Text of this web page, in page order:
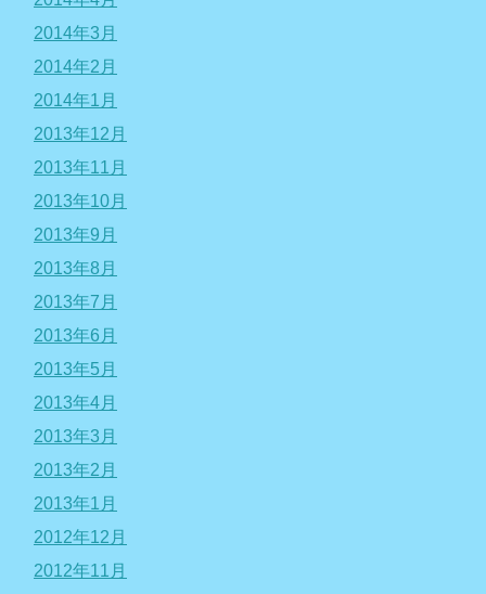
2014年3月
2014年2月
2014年1月
2013年12月
2013年11月
2013年10月
2013年9月
2013年8月
2013年7月
2013年6月
2013年5月
2013年4月
2013年3月
2013年2月
2013年1月
2012年12月
2012年11月